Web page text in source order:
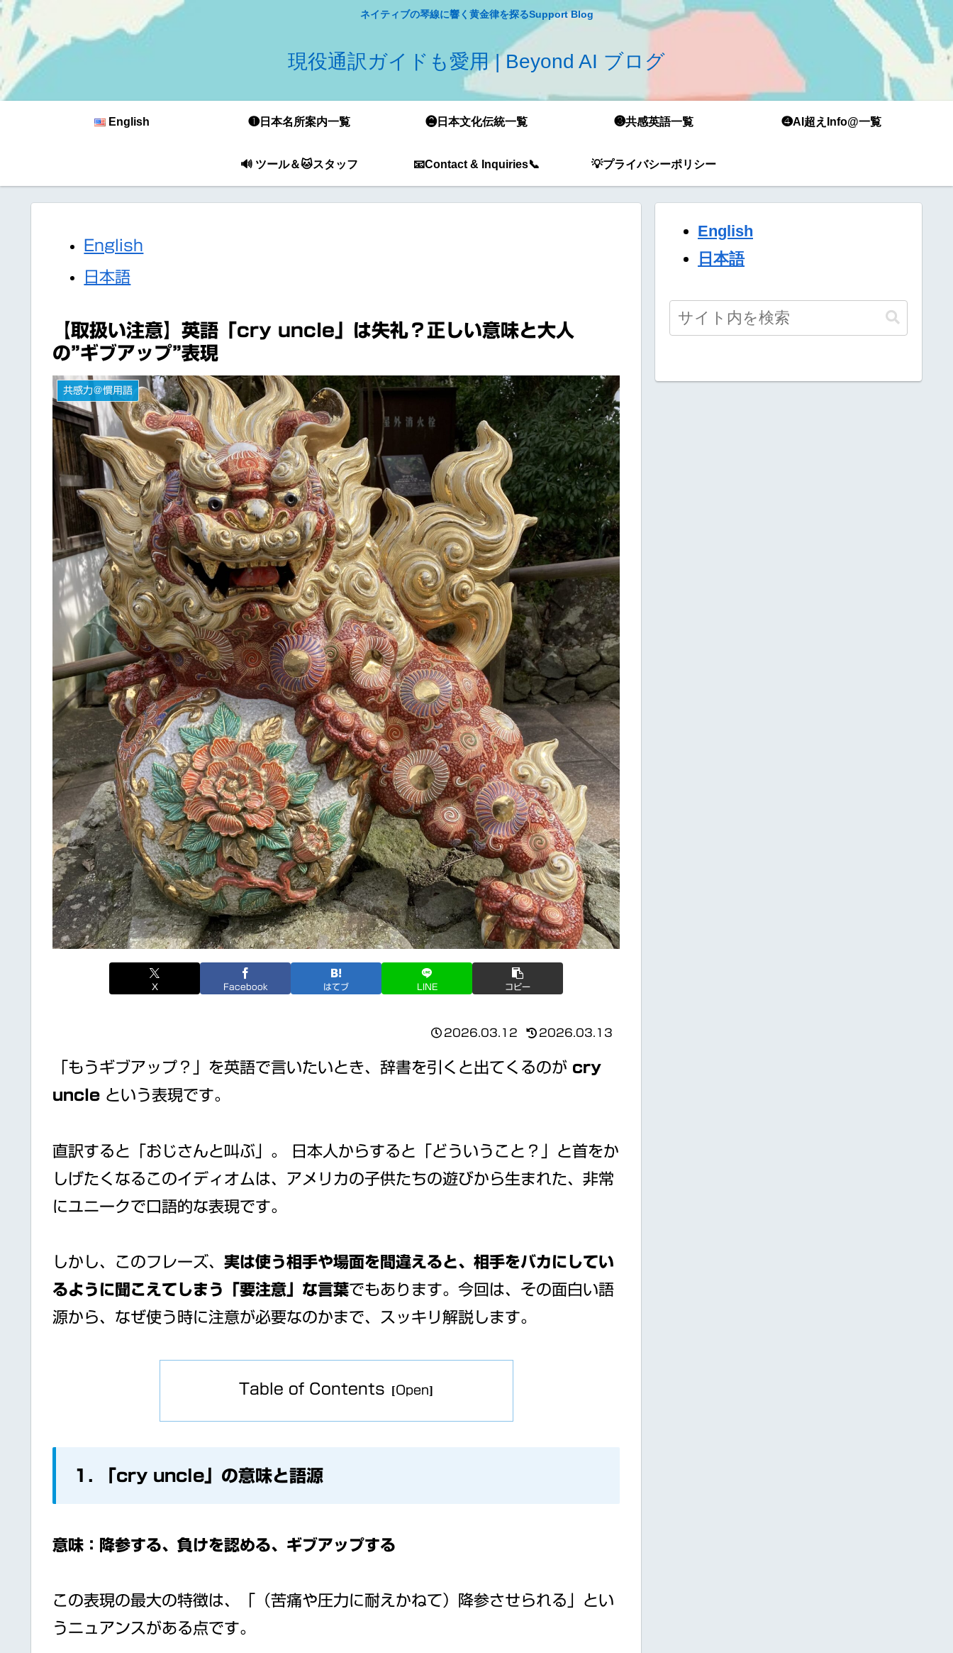
ネイティブの琴線に響く黄金律を探るSupport Blog
現役通訳ガイドも愛用 | Beyond AI ブログ
English ❶日本名所案内一覧 ❷日本文化伝統一覧 ❸共感英語一覧 ❹AI超えInfo@一覧
🔊 ツール＆🐱スタッフ 📧Contact & Inquiries📞 💡プライバシーポリシー
English
日本語
【取扱い注意】英語「cry uncle」は失礼？正しい意味と大人
の”ギブアップ”表現
共感力＠慣用語
X Facebook はてブ LINE コピー
2026.03.12 2026.03.13
「もうギブアップ？」を英語で言いたいとき、辞書を引くと出てくるのが cry
uncle という表現です。
直訳すると「おじさんと叫ぶ」。 日本人からすると「どういうこと？」と首をか
しげたくなるこのイディオムは、アメリカの子供たちの遊びから生まれた、非常
にユニークで口語的な表現です。
しかし、このフレーズ、 実は使う相手や場面を間違えると、相手をバカにしてい
るように聞こえてしまう「要注意」な言葉でもあります。今回は、その面白い語
源から、なぜ使う時に注意が必要なのかまで、スッキリ解説します。
Table of Contents
1. 「cry uncle」の意味と語源
意味：降参する、負けを認める、ギブアップする
この表現の最大の特徴は、「（苦痛や圧力に耐えかねて）降参させられる」とい
うニュアンスがある点です。
English
日本語